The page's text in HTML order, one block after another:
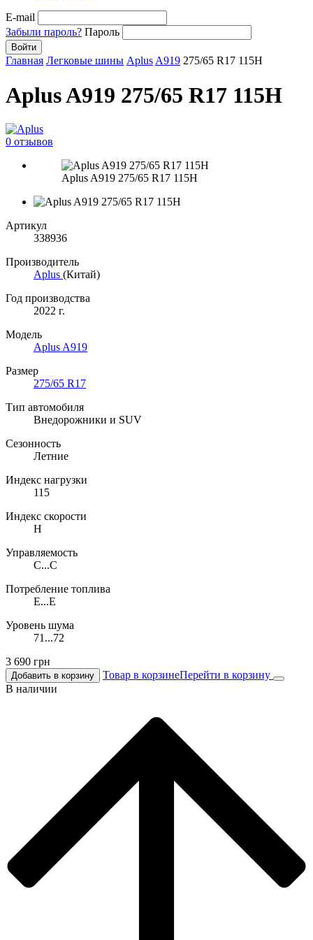
E-mail
Забыли пароль? Пароль
Войти
Главная Легковые шины AplusA919 275/65 R17 115H
Aplus A919 275/65 R17 115H
0 отзывов
Aplus A919 275/65 R17 115H
Артикул
338936
Производитель
Aplus (Китай)
Год производства
2022 г.
Модель
Aplus A919
Размер
275/65 R17
Тип автомобиля
Внедорожники и SUV
Сезонность
Летние
Индекс нагрузки
115
Индекс скорости
H
Управляемость
C...C
Потребление топлива
E...E
Уровень шума
71...72
3 690 грн
Добавить в корзину Товар в корзинеПерейти в корзину
В наличии